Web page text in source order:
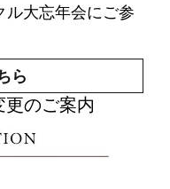
ル大忘年会にご参
ら
のご案内